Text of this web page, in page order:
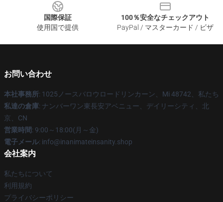
国際保証
使用国で提供
100％安全なチェックアウト
PayPal / マスターカード / ビザ
お問い合わせ
本社事務所: 1025ノースバロウロードリンカーン、Mi 48742、私たち
私達の倉庫: ナンバーワン東長安アベニュー、デイリーシティ、北
京、CN
営業時間: 9:00～18:00(月～金)
電子メール: info@inanimateinsanity.shop
会社案内
私たちについて
利用規約
プライバシーポリシー